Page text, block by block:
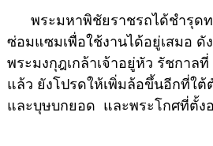
พระมหาพิชัยราชรถได้ชำรุด
ซ่อมแซมเพื่อใช้งานได้อยู่เสมอ ดั
พระมงกุฎเกล้าเจ้าอยู่หัว รัชกา
แล้ว ยังโปรดให้เพิ่มล้อขึ้นอีกที่ใ
และบุษบกยอด และพระโกศที่ตั้ง